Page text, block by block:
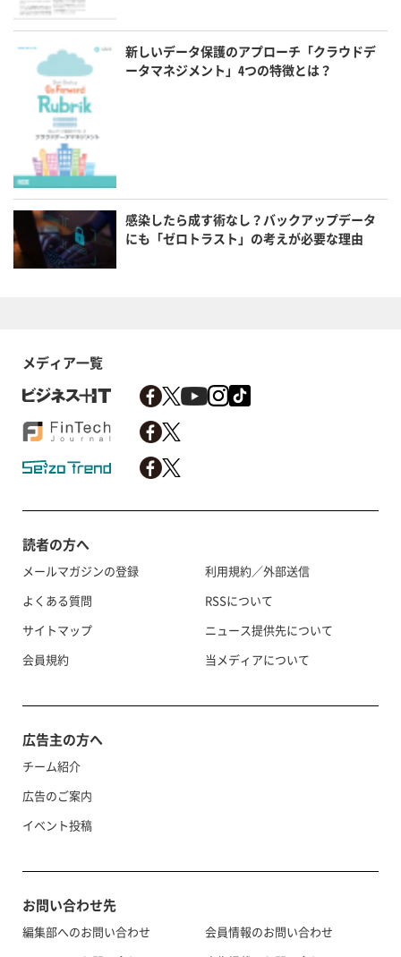
新しいデータ保護のアプローチ「クラウドデ
ータマネジメント」4つの特徴とは？
感染したら成す術なし？バックアップデータ
にも「ゼロトラスト」の考えが必要な理由
メディア一覧
読者の方へ
メールマガジンの登録
よくある質問
サイトマップ
会員規約
利用規約／外部送信
RSSについて
ニュース提供先について
当メディアについて
広告主の方へ
チーム紹介
広告のご案内
イベント投稿
お問い合わせ先
編集部へのお問い合わせ
会員情報のお問い合わせ